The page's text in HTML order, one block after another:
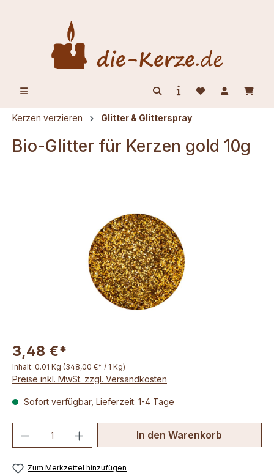
Kerzen verzieren Glitter & Glitterspray
Bio-Glitter für Kerzen gold 10g
3,48 €*
Inhalt: 0.01 Kg (348,00 €* / 1 Kg)
Preise inkl. MwSt. zzgl. Versandkosten
Sofort verfügbar, Lieferzeit: 1-4 Tage
Produkt Anzahl: Gib denIn den Warenkorb
Zum Merkzettel hinzufügen